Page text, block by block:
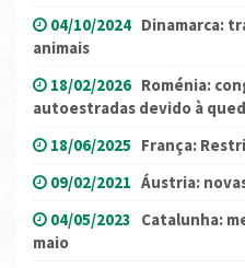
04/10/2024 Dinamarca:
animais
18/02/2026 Roménia:
autoestradas devido à
18/06/2025 França:
09/02/2021 Áustria:
04/05/2023 Catalunha:
maio